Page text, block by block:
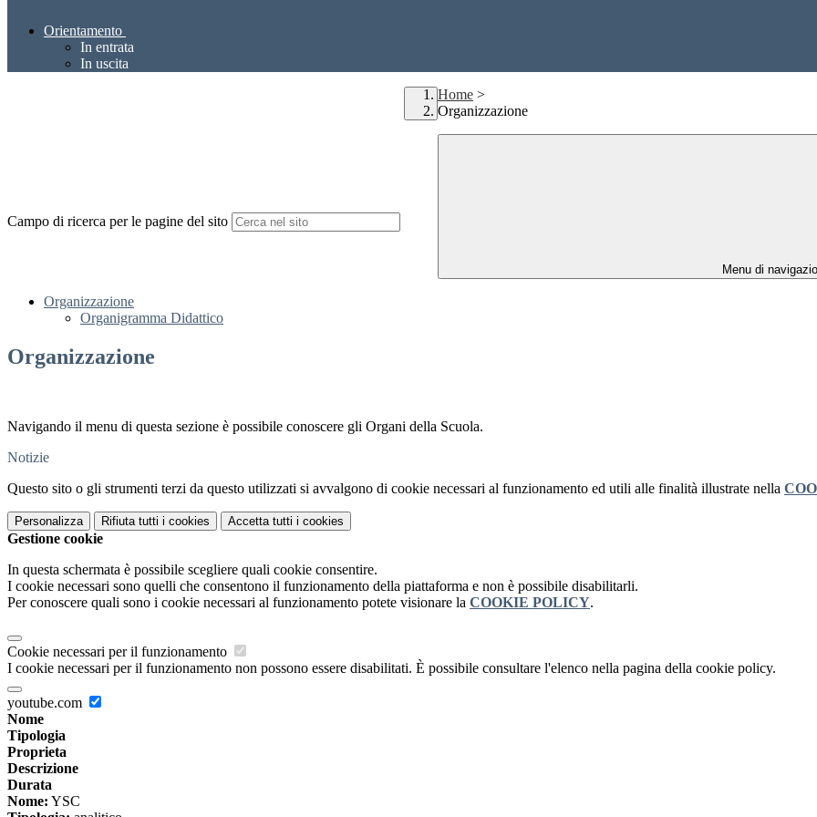
Orientamento
In entrata
In uscita
Campo di ricerca per le pagine del sito
Home >
Organizzazione
Menu di
Organizzazione
Organigramma Didattico
Organizzazione
Navigando il menu di questa sezione è possibile conoscere gli Organi della Scuola.
Notizie
Questo sito o gli strumenti terzi da questo utilizzati si avvalgono di cookie necessari al funzionamento ed utili alle finalità illustrate nella
Personalizza Rifiuta tutti i cookies Accetta tutti i cookies
Gestione cookie
In questa schermata è possibile scegliere quali cookie consentire.
I cookie necessari sono quelli che consentono il funzionamento della piattaforma e non è possibile disabilitarli.
Per conoscere quali sono i cookie necessari al funzionamento potete visionare la COOKIE POLICY.
Cookie necessari per il funzionamento
I cookie necessari per il funzionamento non possono essere disabilitati. È possibile consultare l'elenco nella pagina della cookie policy.
youtube.com
Nome
Tipologia
Proprieta
Descrizione
Durata
Nome: YSC